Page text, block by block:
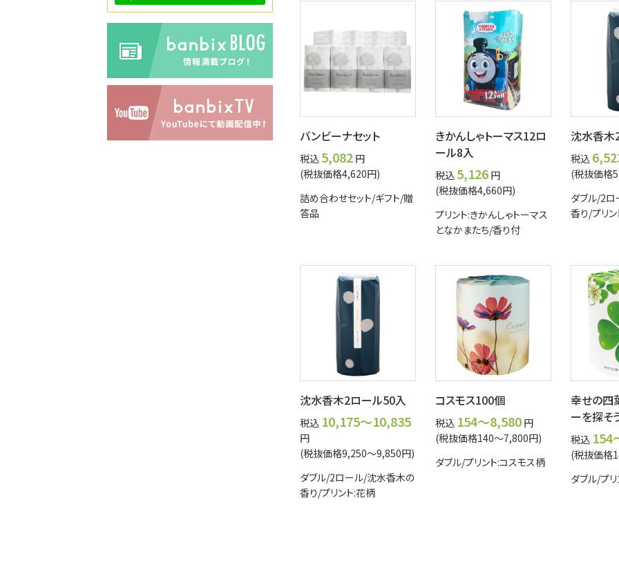
バンビーナセット
税込 5,082 円
(税抜価格4,620円)
詰め合わせセット/ギフト/贈
答品
きかんしゃトーマス12ロ
ール8入
税込 5,126 円
(税抜価格4,660円)
プリント:きかんしゃトーマス
となかまたち/香り付
沈水香木
税込
(税抜価格
ダブル/2
香り/プリ
沈水香木2ロール50入
税込 10,175～10,835
円
(税抜価格9,250～9,850円)
ダブル/2ロール/沈水香木の
香り/プリント:花柄
コスモス100個
税込 154～8,580 円
(税抜価格140～7,800円)
ダブル/プリント:コスモス柄
幸せの四
ーを探そ
税込 154
(税抜価格
ダブル/プ